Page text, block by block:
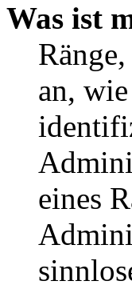
Was ist
an,
eines